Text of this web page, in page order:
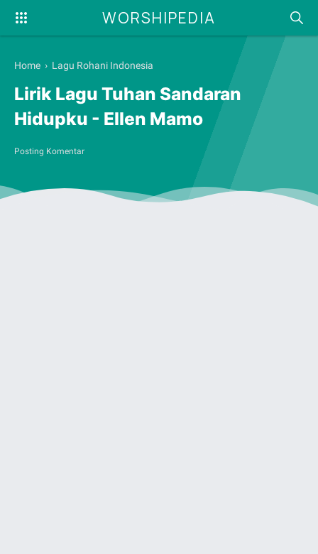
WORSHIPEDIA
Home › Lagu Rohani Indonesia
Lirik Lagu Tuhan Sandaran
Hidupku - Ellen Mamo
Posting Komentar